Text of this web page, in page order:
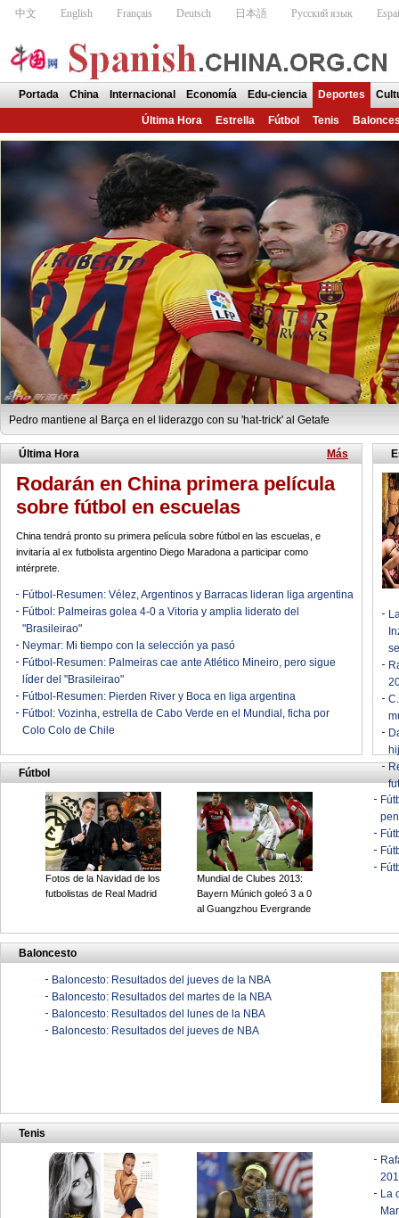
Pedro mantiene al Barça en el liderazgo con su 'hat-trick' al Getafe
Más
Última Hora
Rodarán en China primera película
sobre fútbol en escuelas
China tendrá pronto su primera película sobre fútbol en las escuelas, e
invitaría al ex futbolista argentino Diego Maradona a participar como
intérprete.
Fútbol-Resumen: Vélez, Argentinos y Barracas lideran liga argentina
Fútbol: Palmeiras golea 4-0 a Vitoria y amplia liderato del
"Brasileirao"
Neymar: Mi tiempo con la selección ya pasó
Fútbol-Resumen: Palmeiras cae ante Atlético Mineiro, pero sigue
líder del "Brasileirao"
Fútbol-Resumen: Pierden River y Boca en liga argentina
Fútbol: Vozinha, estrella de Cabo Verde en el Mundial, ficha por
Colo Colo de Chile
Fútbol
Fotos de la Navidad de los
futbolistas de Real Madrid
Mundial de Clubes 2013:
Bayern Múnich goleó 3 a 0
al Guangzhou Evergrande
Baloncesto
Baloncesto: Resultados del jueves de la NBA
Baloncesto: Resultados del martes de la NBA
Baloncesto: Resultados del lunes de la NBA
Baloncesto: Resultados del jueves de NBA
Tenis
La